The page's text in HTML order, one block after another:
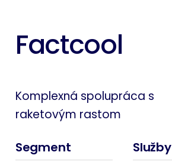
Factcool
Komplexná spolupráca s
raketovým rastom
Segment Služby